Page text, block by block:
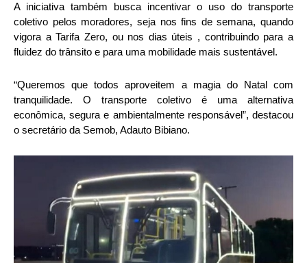
A iniciativa também busca incentivar o uso do transporte
coletivo pelos moradores, seja nos fins de semana, quando
vigora a Tarifa Zero, ou nos dias úteis , contribuindo para a
fluidez do trânsito e para uma mobilidade mais sustentável.
“Queremos que todos aproveitem a magia do Natal com
tranquilidade. O transporte coletivo é uma alternativa
econômica, segura e ambientalmente responsável”, destacou
o secretário da Semob, Adauto Bibiano.